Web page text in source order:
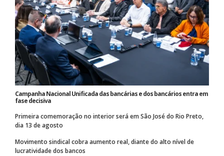
Campanha Nacional Unificada das bancárias e dos bancários entra em
fase decisiva
Primeira comemoração no interior será em São José do Rio Preto,
dia 13 de agosto
Movimento sindical cobra aumento real, diante do alto nível de
lucratividade dos bancos